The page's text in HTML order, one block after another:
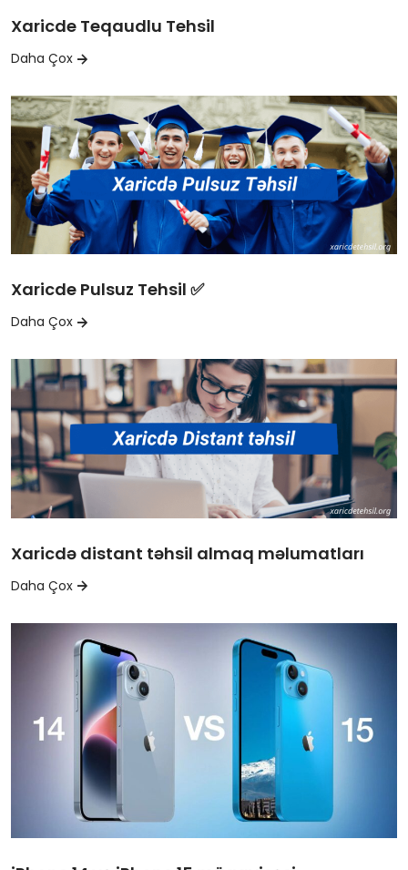
Xaricde Teqaudlu Tehsil
Daha Çox
Xaricde Pulsuz Tehsil ✅
Daha Çox
Xaricdə distant təhsil almaq məlumatları
Daha Çox